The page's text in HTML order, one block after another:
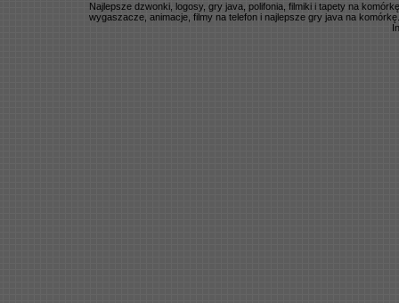
Najlepsze dzwonki, logosy, gry java, polifonia, filmiki i tapety na
wygaszacze, animacje, filmy na telefon i najlepsze gry java na